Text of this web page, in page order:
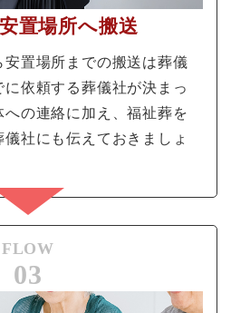
置場所へ搬送
置場所までの搬送は葬儀
依頼する葬儀社が決まっ
の連絡に加え、福祉葬を
社にも伝えておきましょ
FLOW
03